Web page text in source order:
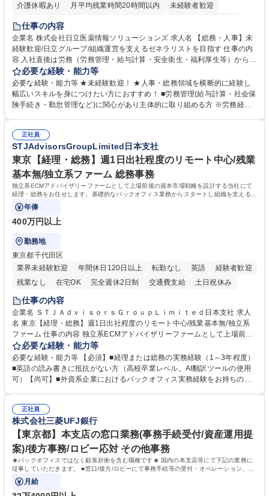
介護休暇あり 月平均残業時間20時間以内
未経験者歓迎
住宅手当あり
育休あり
完全週休2日制 交通費支給 土日祝休み 寮・社宅あり
仕事の内容
企業名 株式会社日立医薬情報ソリューションズ 求人名 【総務・人事】未
経験歓迎/日立グループ/組織運営を支えるゼネラリストを目指す 仕事の内
容 入社直後は労務（労務管理・給与計算・安全衛生・福利厚生等）からお
任せいたします。将来は総務・採用・教育業務へ守備範囲を広げ、組織運
営を支えるゼネラリストをめざせます。 ・初期業務：労働時間管理、給与
計算、社会保険対応、福利厚生管理、安全衛生、健康経営推進等をお任せ
します。ご経験に応じて、休職者管理など、幅広く経験を積んでいただき
幅広く経験を積みたい意欲がある方に最適な環境です。 募集職種 【総
務・人事】未経験歓迎/日立グループ/組織運営を支えるゼネラリストを目
指す
必要な経験・能力等
必要な経験・能力等 ★未経験歓迎！ ★人事・総務領域を横断的に経験し
幅広いスキルを身につけたい方におすすめ！ ■労務管理(給与計算・社会保
険手続き・勤怠管理など)に関心があり主体的に取り組める方 ※労務経験
のご経験 ■労務管理（給与計算・社会保険手続き・勤怠管理など）の経験
■衛生管理者の資格をお持ちの方 学歴・資格 学歴：大学院 大学 高専 短大
専修学校 高校 語学力： 資格：
正社員
STJAdvisorsGroupLimited日本支社
東京【経理・総務】週1日出社程度のリモート中心/残業
基本無/独立系ファーム 総務事務
独立系ECMアドバイザリーファームとして上場前後の資本市場戦略を設計する当社にて
経理・総務をお任せします。基礎的なバックオフィス業務からスタートし組織を支える専
任担当として広く活躍できる環境です。
年俸
400万円以上
勤務地
東京都千代田区
業界未経験歓迎
年間休日120日以上 転勤なし 英語
経験者歓迎
残業なし
在宅OK 完全週休2日制 交通費支給 土日祝休み
仕事の内容
企業名 ＳＴＪＡｄｖｉｓｏｒｓＧｒｏｕｐＬｉｍｉｔｅｄ日本支社 求人
名 東京【経理・総務】週1日出社程度のリモート中心/残業基本無/独立系
ファーム 仕事の内容 独立系ECMアドバイザリーファームとして上場前後
の資本市場戦略を設計する当社にて経理・総務をお任せします。基礎的な
バックオフィス業務からスタートし組織を支える専任担当として広く活躍
できる環境です。 ■日常経理、月次および年次決算サポート業務 ■本国
（グローバル）との英文メール対応（AI翻訳ツール等を使用しての対応で
業務をお任せします。残業も基本的には発生せず、ご自身のペースで業務
を進めやすく定着率の高い環境です。 募集職種 東京【経理・総務】週1日
出社程度のリモート中心/残業基本無/独立系ファーム
必要な経験・能力等
必要な経験・能力等 【必須】■経理または総務の実務経験（1～3年程度）
■英語の読み書きに抵抗がない方（高校卒業レベル。AI翻訳ツールの使用
可）【尚可】■外資系企業におけるバックオフィス実務経験をお持ちの方
【働き方について】現在は週4日程度の在宅勤務を実施しており、ワーク
ライフバランスを重視する方に最適な環境です（フルリモートも面接で相
談可）。【求める人物像】幅広いバックオフィス業務に柔軟に対応でき、
社内外と円滑にコミュニケーションを取りながら業務を推進できる方 学
歴・資格 学歴：大学院 大学 高専 短大 専修学校 高校 語学力： 資格：
正社員
株式会社三菱UFJ銀行
【東京都】本支店の窓口業務(事務手続受付/資産運用提
案)/後方事務/ロビー応対 その他事務
★バックオフィスではなく顧客折衝を含む職種です★ 国内の本支店等にて下記の業務に
従事していただきます。 ■窓口/後方/ロビーにて事務手続等の受付・オペレーション、お
客様対応
月給